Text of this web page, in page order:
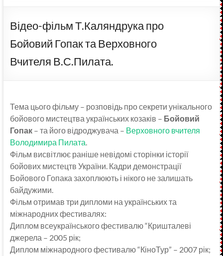
Відео-фільм Т.Каляндрука про
Бойовий Гопак та Верховного
Вчителя В.С.Пилата.
Тема цього фільму – розповідь про секрети унікального
бойового мистецтва українських козаків – Бойовий
Гопак– та його відроджувача – Верховного вчителя
Володимира Пилата.
Фільм висвітлює раніше невідомі сторінки історії
бойових мистецтв України. Кадри демонстрації
Бойового Гопака захоплюють і нікого не залишать
байдужими.
Фільм отримав три дипломи на українських та
міжнародних фестивалях:
Диплом всеукраїнського фестивалю “Кришталеві
джерела – 2005 рік;
Диплом міжнародного фестивалю “КіноТур” – 2007 рік;